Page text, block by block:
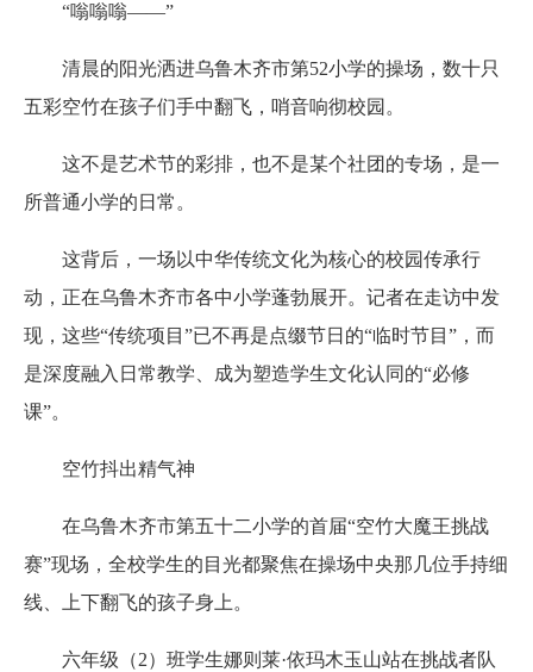
“嗡嗡嗡——”
清晨的阳光洒进乌鲁木齐市第52小学的操场，数十只
五彩空竹在孩子们手中翻飞，哨音响彻校园。
这不是艺术节的彩排，也不是某个社团的专场，是一
所普通小学的日常。
这背后，一场以中华传统文化为核心的校园传承行
动，正在乌鲁木齐市各中小学蓬勃展开。记者在走访中发
现，这些“传统项目”已不再是点缀节日的“临时节目”，而
是深度融入日常教学、成为塑造学生文化认同的“必修
课”。
空竹抖出精气神
在乌鲁木齐市第五十二小学的首届“空竹大魔王挑战
赛”现场，全校学生的目光都聚焦在操场中央那几位手持细
线、上下翻飞的孩子身上。
六年级（2）班学生娜则莱·依玛木玉山站在挑战者队